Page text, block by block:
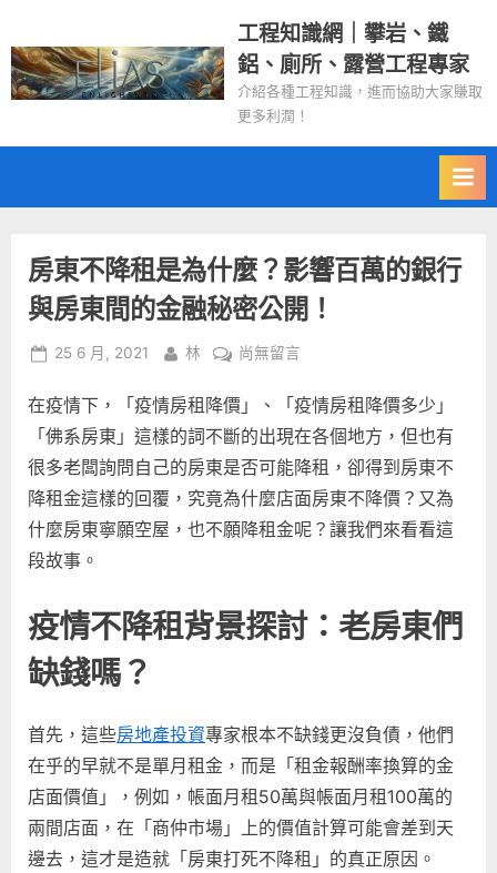
to
content
工程知識網｜攀岩、鐵
鋁、廁所、露營工程專家
介紹各種工程知識，進而協助大家賺取
更多利潤！
房東不降租是為什麼？影響百萬的銀行
與房東間的金融秘密公開！
Posted
25 6 月, 2021 By
林
在
東
不
租
是
為
影
響
銀
行
與
房
東
間
尚無留言
在疫情下，「疫情房租降價」、「疫情房租降價多少」
「佛系房東」這樣的詞不斷的出現在各個地方，但也有
很多老闆詢問自己的房東是否可能降租，卻得到房東不
降租金這樣的回覆，究竟為什麼店面房東不降價？又為
什麼房東寧願空屋，也不願降租金呢？讓我們來看看這
段故事。
疫情不降租背景探討：老房東們
缺錢嗎？
首先，這些房地產投資專家根本不缺錢更沒負債，他們
在乎的早就不是單月租金，而是「租金報酬率換算的金
店面價值」，例如，帳面月租50萬與帳面月租100萬的
兩間店面，在「商仲市場」上的價值計算可能會差到天
邊去，這才是造就「房東打死不降租」的真正原因。